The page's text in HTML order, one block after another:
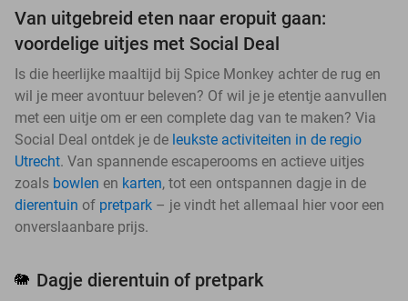
Van uitgebreid eten naar eropuit gaan:
voordelige uitjes met Social Deal
Is die heerlijke maaltijd bij Spice Monkey achter de rug en
wil je meer avontuur beleven? Of wil je je etentje aanvullen
met een uitje om er een complete dag van te maken? Via
Social Deal ontdek je de leukste activiteiten in de regio
Utrecht. Van spannende escaperooms en actieve uitjes
zoals bowlen en karten, tot een ontspannen dagje in de
dierentuin of pretpark – je vindt het allemaal hier voor een
onverslaanbare prijs.
🐘 Dagje dierentuin of pretpark